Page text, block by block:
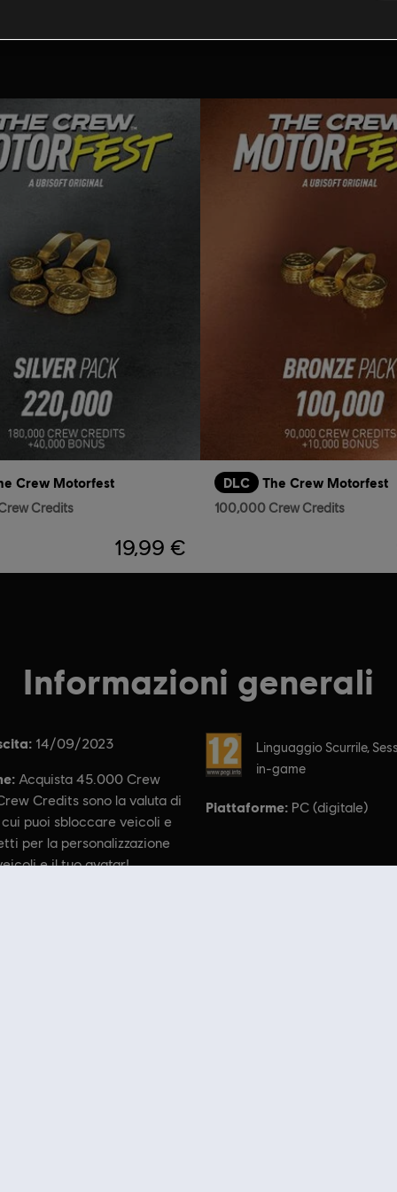
Crew Motorfest
Credits
19,99 €
DLC The Crew Motorfest
100,000 Crew Credits
Informazioni generali
14/09/2023
Acquista 45.000 Crew
Credits sono la valuta di
puoi sbloccare veicoli e
per la personalizzazione
e il tuo avatar!
Rating :
Linguaggio Scurrile,
in-game
Piattaforme: PC (digitale)